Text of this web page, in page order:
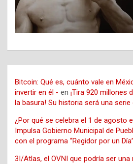
Bitcoin: Qué es, cuánto vale en
invertir en él - en ¡Tira 920 millones
la basura! Su historia será una
¿Por qué se celebra el 1 de agosto
Impulsa Gobierno Municipal de
con el programa “Regidor por un Día”
3I/Atlas, el OVNI que podría ser